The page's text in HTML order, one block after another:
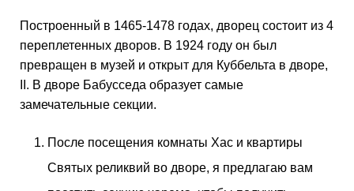
Построенный в 1465-1478 годах, дворец состоит из 4
переплетенных дворов. В 1924 году он был
превращен в музей и открыт для Куббельта в дворе,
II. В дворе Бабусседа образует самые
замечательные секции.
После посещения комнаты Хас и квартиры
Святых реликвий во дворе, я предлагаю вам